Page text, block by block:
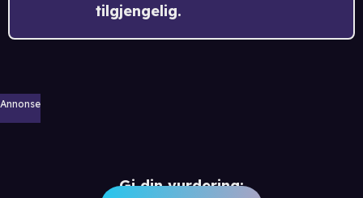
tilgjengelig.
Annonse
Gi din vurdering: